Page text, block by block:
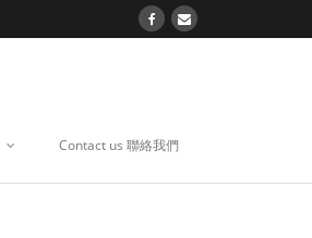
Contact us 聯絡我們